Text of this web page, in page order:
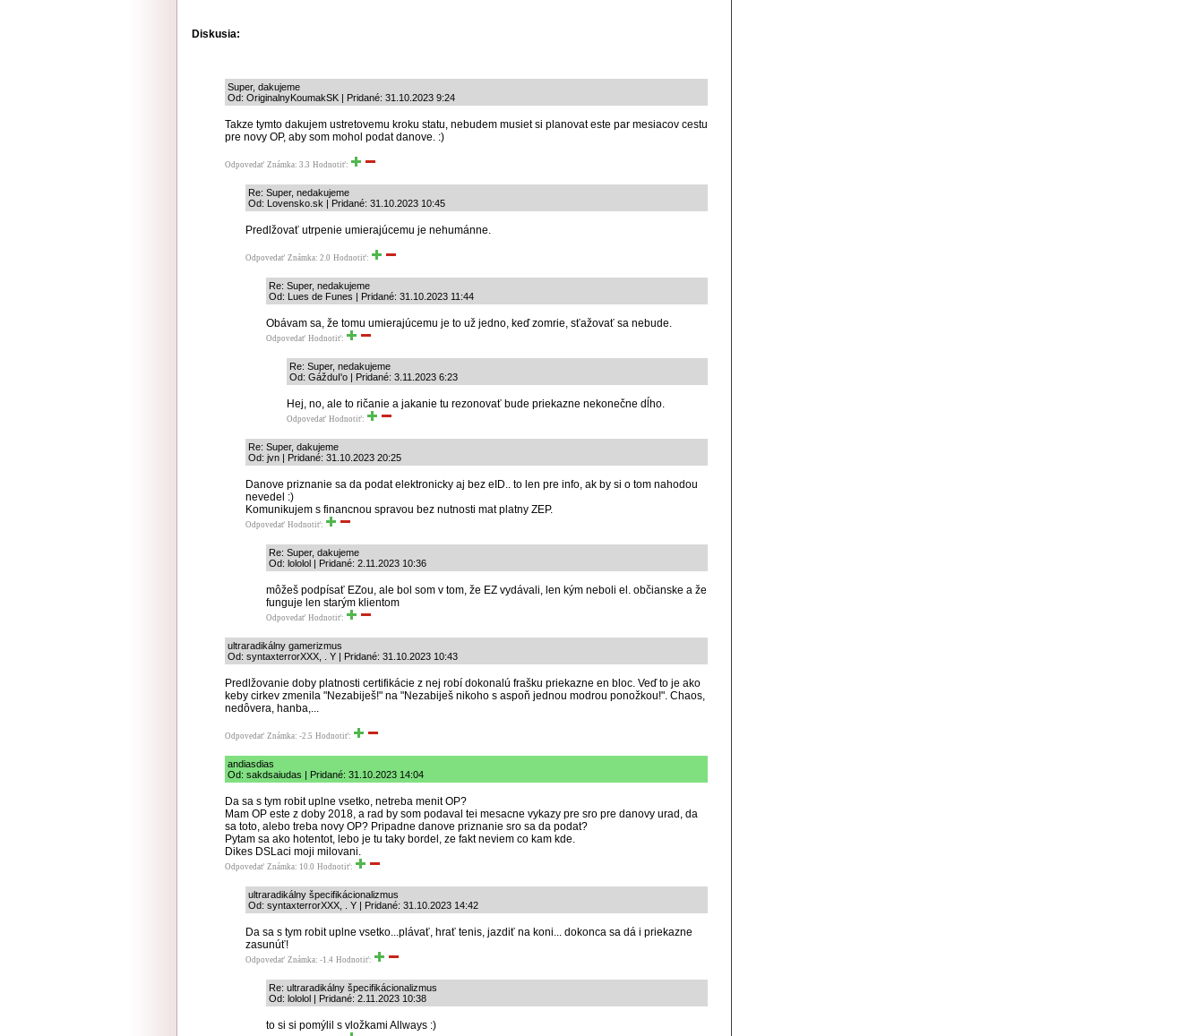
Diskusia:
Super, dakujeme
Od: OriginalnyKoumakSK | Pridané: 31.10.2023 9:24
Takze tymto dakujem ustretovemu kroku statu, nebudem musiet si planovat este par mesiacov cestu
pre novy OP, aby som mohol podat danove. :)
Odpovedať Známka: 3.3 Hodnotiť:
Re: Super, nedakujeme
Od: Lovensko.sk | Pridané: 31.10.2023 10:45
Predlžovať utrpenie umierajúcemu je nehumánne.
Odpovedať Známka: 2.0 Hodnotiť:
Re: Super, nedakujeme
Od: Lues de Funes | Pridané: 31.10.2023 11:44
Obávam sa, že tomu umierajúcemu je to už jedno, keď zomrie, sťažovať sa nebude.
Odpovedať Hodnotiť:
Re: Super, nedakujeme
Od: GážduI'o | Pridané: 3.11.2023 6:23
Hej, no, ale to ričanie a jakanie tu rezonovať bude priekazne nekonečne dĺho.
Odpovedať Hodnotiť:
Re: Super, dakujeme
Od: jvn | Pridané: 31.10.2023 20:25
Danove priznanie sa da podat elektronicky aj bez eID.. to len pre info, ak by si o tom nahodou
nevedel :)
Komunikujem s financnou spravou bez nutnosti mat platny ZEP.
Odpovedať Hodnotiť:
Re: Super, dakujeme
Od: lololol | Pridané: 2.11.2023 10:36
môžeš podpísať EZou, ale bol som v tom, že EZ vydávali, len kým neboli el. občianske a že
funguje len starým klientom
Odpovedať Hodnotiť:
ultraradikálny gamerizmus
Od: syntaxterrorXXX, . Y | Pridané: 31.10.2023 10:43
Predlžovanie doby platnosti certifikácie z nej robí dokonalú frašku priekazne en bloc. Veď to je ako
keby cirkev zmenila "Nezabiješ!" na "Nezabiješ nikoho s aspoň jednou modrou ponožkou!". Chaos,
nedôvera, hanba,...
Odpovedať Známka: -2.5 Hodnotiť:
andiasdias
Od: sakdsaiudas | Pridané: 31.10.2023 14:04
Da sa s tym robit uplne vsetko, netreba menit OP?
Mam OP este z doby 2018, a rad by som podaval tei mesacne vykazy pre sro pre danovy urad, da
sa toto, alebo treba novy OP? Pripadne danove priznanie sro sa da podat?
Pytam sa ako hotentot, lebo je tu taky bordel, ze fakt neviem co kam kde.
Dikes DSLaci moji milovani.
Odpovedať Známka: 10.0 Hodnotiť:
ultraradikálny špecifikácionalizmus
Od: syntaxterrorXXX, . Y | Pridané: 31.10.2023 14:42
Da sa s tym robit uplne vsetko...plávať, hrať tenis, jazdiť na koni... dokonca sa dá i priekazne
zasunúť!
Odpovedať Známka: -1.4 Hodnotiť:
Re: ultraradikálny špecifikácionalizmus
Od: lololol | Pridané: 2.11.2023 10:38
to si si pomýlil s vložkami Allways :)